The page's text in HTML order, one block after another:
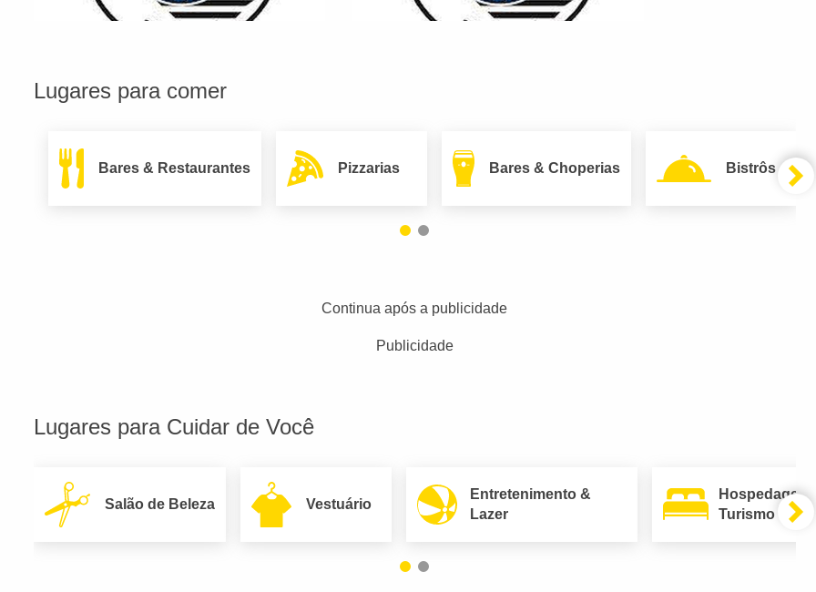
Lugares para comer
Bares & Restaurantes Pizzarias Bares & Choperias Bistrôs
Continua após a publicidade
Publicidade
Lugares para Cuidar de Você
Salão de Beleza Vestuário
Entretenimento &
Lazer
Hospedagem
Turismo